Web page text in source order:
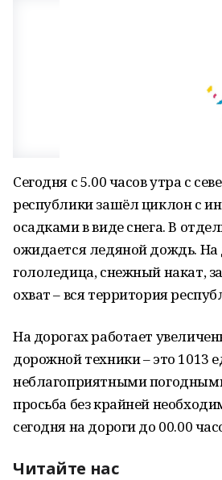
Сегодня с 5.00 часов утра с
республики зашёл циклон с
осадками в виде снега. В
ожидается ледяной дождь.
гололедица, снежный накат,
охват – вся территория
На дорогах работает
дорожной техники – это 1013
неблагоприятными
просьба без крайней
сегодня на дороги до 00.00
Читайте нас